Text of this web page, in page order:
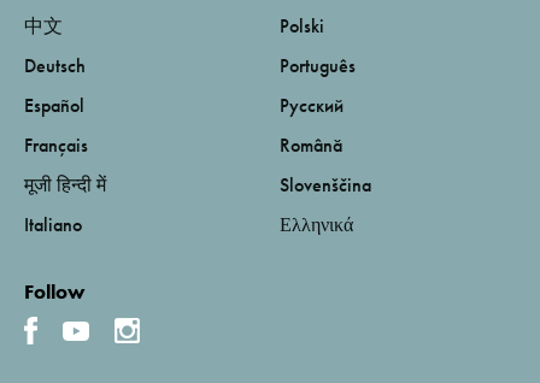
中文
Deutsch
Español
Français
मूजी हिन्दी में
Italiano
Polski
Português
Русский
Română
Slovenščina
Ελληνικά
Follow